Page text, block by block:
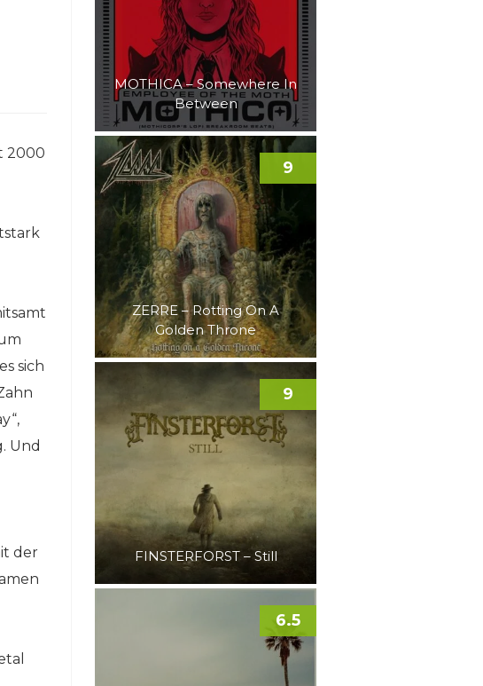
2000
sich
Und
der
MOTHICA – Somewhere In
Between
ZERRE – Rotting On A
Golden Throne
9
FINSTERFORST – Still
9
6.5